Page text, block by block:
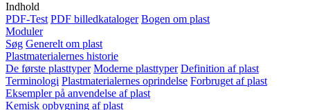
Indhold
PDF-Test PDF billedkataloger Bogen om plast
Moduler
Søg Generelt om plast
Plastmaterialernes historie
De første plasttyper Moderne plasttyper Definition af plast
Terminologi Plastmaterialernes oprindelse Forbruget af plast
Eksempler på anvendelse af plast
Kemisk opbygning af plast